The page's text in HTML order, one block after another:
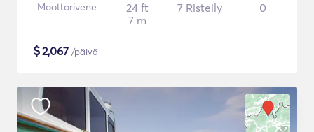
Moottorivene
24 ft
7 m
7 Risteily 0
$2,067 /päivä